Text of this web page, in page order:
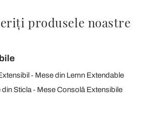
produsele noastre
Mese din Lemn Extendable
Sticla
Mese Consolă Extensibile